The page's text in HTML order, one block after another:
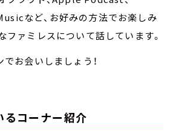
など、お好みの方法でお楽しみ
ファミレスについて話しています。
でお会いしましょう！
るコーナー紹介